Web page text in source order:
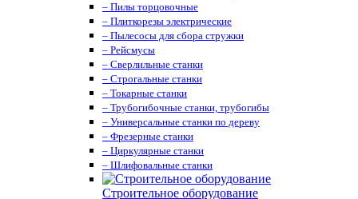
– Пилы торцовочные
– Плиткорезы электрические
– Пылесосы для сбора стружки
– Рейсмусы
– Сверлильные станки
– Строгальные станки
– Токарные станки
– Трубогибочные станки, трубогибы
– Универсальные станки по дереву
– Фрезерные станки
– Циркулярные станки
– Шлифовальные станки
Строительное оборудование